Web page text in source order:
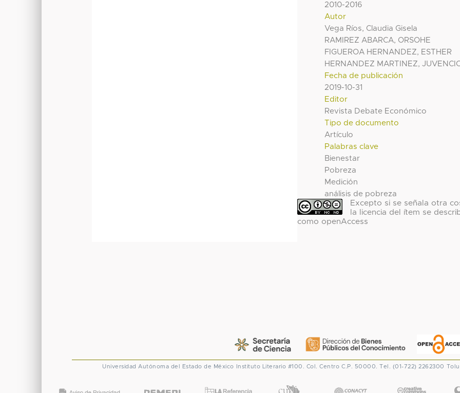
2010-2016
Autor
Vega Ríos, Claudia Gisela
RAMIREZ ABARCA, ORSOHE
FIGUEROA HERNANDEZ, ESTHER
HERNANDEZ MARTINEZ,
Fecha de publicación
2019-10-31
Editor
Revista Debate Económico
Tipo de documento
Artículo
Palabras clave
Bienestar
Pobreza
Medición
análisis de pobreza
Excepto si se señala otra
la licencia del ítem se
como openAccess
Universidad Autónoma del Estado de México Instituto Literario #100. Col. Centro C.P. 50000. Tel. (01-722) 2262300